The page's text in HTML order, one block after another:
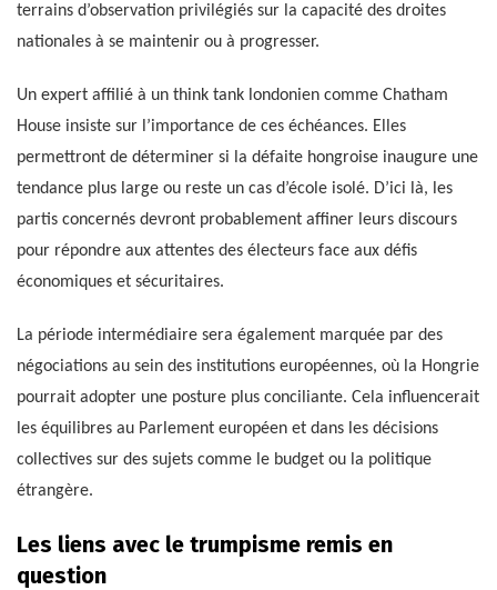
terrains d’observation privilégiés sur la capacité des droites
nationales à se maintenir ou à progresser.
Un expert affilié à un think tank londonien comme Chatham
House insiste sur l’importance de ces échéances. Elles
permettront de déterminer si la défaite hongroise inaugure une
tendance plus large ou reste un cas d’école isolé. D’ici là, les
partis concernés devront probablement affiner leurs discours
pour répondre aux attentes des électeurs face aux défis
économiques et sécuritaires.
La période intermédiaire sera également marquée par des
négociations au sein des institutions européennes, où la Hongrie
pourrait adopter une posture plus conciliante. Cela influencerait
les équilibres au Parlement européen et dans les décisions
collectives sur des sujets comme le budget ou la politique
étrangère.
Les liens avec le trumpisme remis en
question